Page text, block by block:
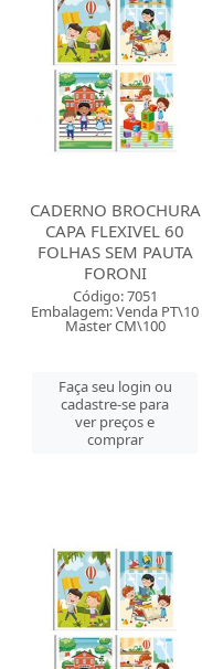
CADERNO BROCHURA
CAPA FLEXIVEL 60
FOLHAS SEM PAUTA
FORONI
Código: 7051
Embalagem: Venda PT\10
Master CM\100
Faça seu login ou
cadastre-se para
ver preços e
comprar